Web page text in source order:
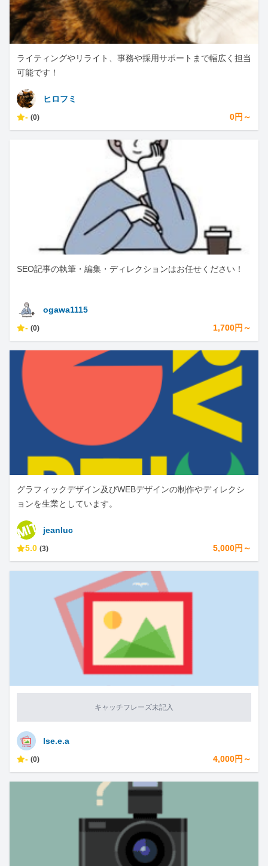
ライティングやリライト、事務や採用サポートまで幅広く担当
可能です！
ヒロフミ
- (0) 0円～
SEO記事の執筆・編集・ディレクションはお任せください！
ogawa1115
- (0) 1,700円～
グラフィックデザイン及びWEBデザインの制作やディレクシ
ョンを生業としています。
jeanluc
5.0 (3) 5,000円～
キャッチフレーズ未記入
lse.e.a
- (0) 4,000円～